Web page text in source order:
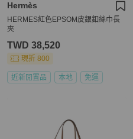
Hermès
HERMES紅色EPSOM皮銀釦絲巾長
夾
TWD 38,520
現折 800
近新閒置品 本地 免運